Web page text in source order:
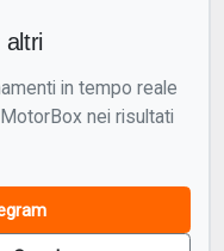
in tempo reale
nei risultati